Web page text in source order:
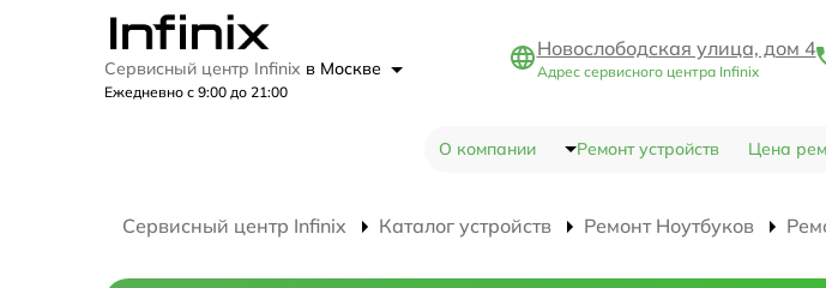
Сервисный центр Infinix в Москве
Ежедневно с 9:00 до 21:00
Новослободская улица, дом 4
Адрес сервисного центра Infinix
О компании Ремонт устройств Цена
Сервисный центр Infinix Каталог устройств Ремонт Ноутбуков